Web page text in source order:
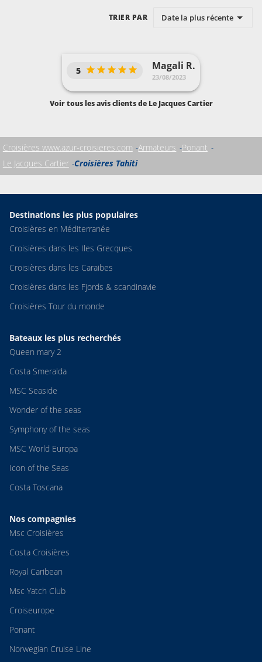
TRIER PAR Date la plus récente
Magali R.
23/08/2023
5
Voir tous les avis clients de Le Jacques Cartier
Croisières www.azur-croisieres.com Armateurs Ponant
Le Jacques Cartier Croisières Tahiti
Destinations les plus populaires
Croisières en Méditerranée
Croisières dans les Iles Grecques
Croisières dans les Caraibes
Croisières dans les Fjords & scandinavie
Croisières Tour du monde
Bateaux les plus recherchés
Queen mary 2
Costa Smeralda
MSC Seaside
Wonder of the seas
Symphony of the seas
MSC World Europa
Icon of the Seas
Costa Toscana
Nos compagnies
Msc Croisières
Costa Croisières
Royal Caribean
Msc Yatch Club
Croiseurope
Ponant
Norwegian Cruise Line